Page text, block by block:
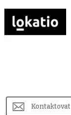
Kontaktovat